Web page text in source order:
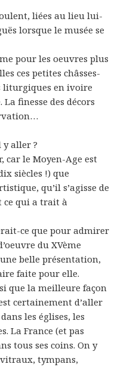
liées au lieu lui-
lorsque le musée se
pour les oeuvres plus
ces petites châsses-
liturgiques en ivoire
finesse des décors
y aller ?
car le Moyen-Age est
siècles !) que
qu’il s’agisse de
ce qui a trait à
ce que pour admirer
du XVème
belle présentation,
faite pour elle.
que la meilleure façon
certainement d’aller
les églises, les
La France (et pas
tous ses coins. On y
tympans,